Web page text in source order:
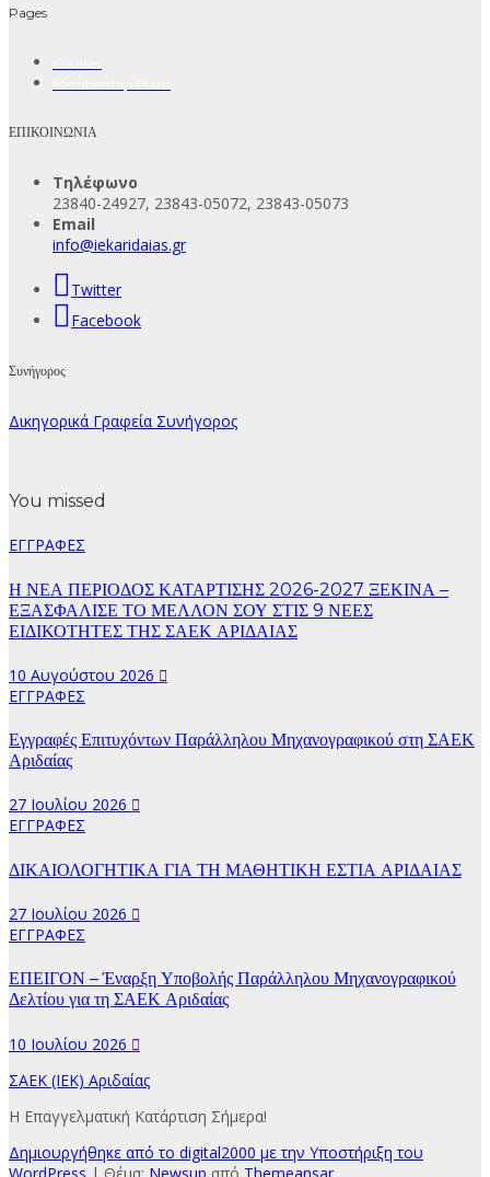
Pages
ΕΠΙΚΟΙΝΩΝΙΑ
Τηλέφωνο
23840-24927, 23843-05072, 23843-05073
Email
info@iekaridaias.gr
Twitter
Facebook
Συνήγορος
Δικηγορικά Γραφεία Συνήγορος
You missed
ΕΓΓΡΑΦΕΣ
Η ΝΕΑ ΠΕΡΙΟΔΟΣ ΚΑΤΑΡΤΙΣΗΣ 2026-2027 ΞΕΚΙΝΑ –
ΕΞΑΣΦΑΛΙΣΕ ΤΟ ΜΕΛΛΟΝ ΣΟΥ ΣΤΙΣ 9 ΝΕΕΣ
ΕΙΔΙΚΟΤΗΤΕΣ ΤΗΣ ΣΑΕΚ ΑΡΙΔΑΙΑΣ
10 Αυγούστου 2026
ΕΓΓΡΑΦΕΣ
Εγγραφές Επιτυχόντων Παράλληλου Μηχανογραφικού στη ΣΑΕΚ
Αριδαίας
27 Ιουλίου 2026
ΕΓΓΡΑΦΕΣ
ΔΙΚΑΙΟΛΟΓΗΤΙΚΑ ΓΙΑ ΤΗ ΜΑΘΗΤΙΚΗ ΕΣΤΙΑ ΑΡΙΔΑΙΑΣ
27 Ιουλίου 2026
ΕΓΓΡΑΦΕΣ
ΕΠΕΙΓΟΝ – Έναρξη Υποβολής Παράλληλου Μηχανογραφικού
Δελτίου για τη ΣΑΕΚ Αριδαίας
10 Ιουλίου 2026
ΣΑΕΚ (ΙΕΚ) Αριδαίας
Η Επαγγελματική Κατάρτιση Σήμερα!
Δημιουργήθηκε από το digital2000 με την Υποστήριξη του
WordPress | Θέμα: Newsup από Themeansar